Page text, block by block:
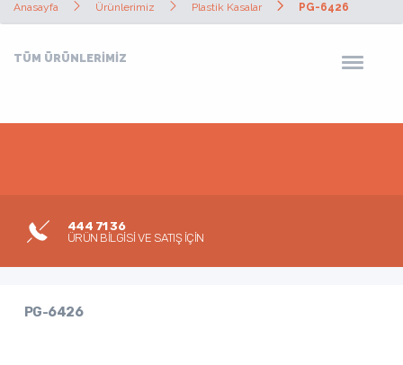
Anasayfa Ürünlerimiz Plastik Kasalar PG-6426
TÜM ÜRÜNLERİMİZ
444 71 36
ÜRÜN BİLGİSİ VE SATIŞ İÇİN
PG-6426